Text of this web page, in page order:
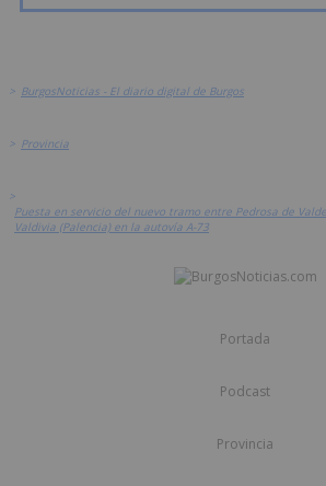
> BurgosNoticias - El diario digital de Burgos
> Provincia
>
Puesta en servicio del nuevo tramo entre Pedrosa de
Valdivia (Palencia) en la autovía A-73
Portada
Podcast
Provincia